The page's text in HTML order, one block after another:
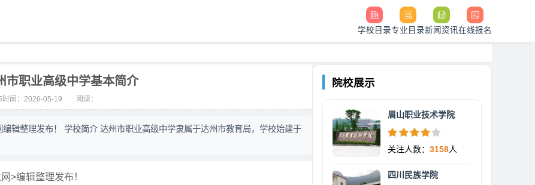
学校目录专业目录新闻资讯在线报名
市职业高级中学基本简介
时间：2026-05-19 阅读：
辑整理发布！ 学校简介 达州市职业高级中学隶属于达州市教育局，学校始建于
>编辑整理发布！
院校展示
眉山职业技术学院
关注人数： 3158人
四川民族学院